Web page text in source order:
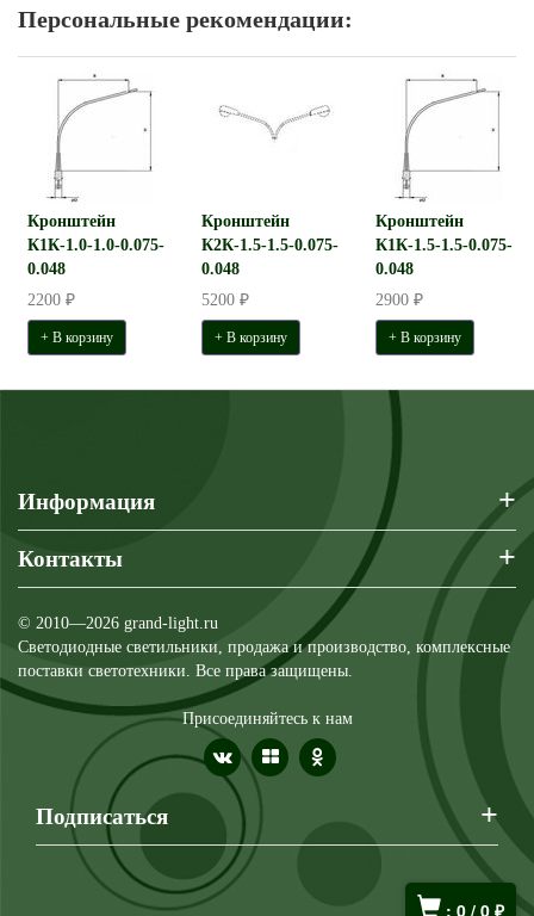
: 0 / 0 ₽
Персональные рекомендации:
Кронштейн
К1К-1.0-1.0-0.075-
0.048
2200 ₽
+ В корзину
Кронштейн
К2К-1.5-1.5-0.075-
0.048
5200 ₽
+ В корзину
Кронштейн
К1К-1.5-1.5-0.075-
0.048
2900 ₽
+ В корзину
Информация +
Контакты +
© 2010—2026 grand-light.ru
Светодиодные светильники, продажа и производство, комплексные
поставки светотехники. Все права защищены.
Присоединяйтесь к нам
Подписаться +